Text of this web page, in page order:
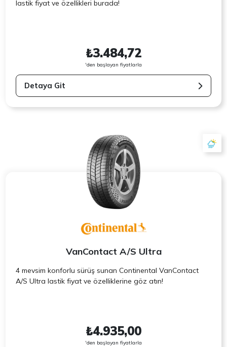
lastik fiyat ve özellikleri burada!
₺3.484,72
'den başlayan fiyatlarla
Detaya Git
VanContact A/S Ultra
4 mevsim konforlu sürüş sunan Continental VanContact
A/S Ultra lastik fiyat ve özelliklerine göz atın!
₺4.935,00
'den başlayan fiyatlarla